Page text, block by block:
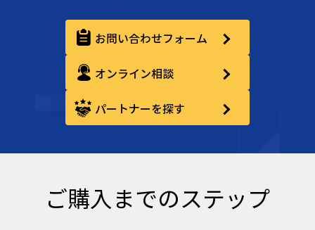
お問い合わせフォーム
オンライン相談
パートナーを探す
ご購入までのステップ